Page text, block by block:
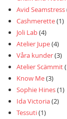
Avid Seamstress
Cashmerette(1)
Joli Lab(4)
Atelier Jupe(4)
Våra kunder(3)
Atelier Scämmit
Know Me(3)
Sophie Hines(1)
Ida Victoria(2)
Tessuti(1)